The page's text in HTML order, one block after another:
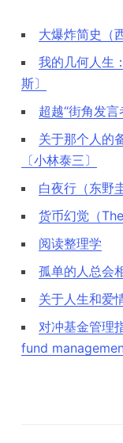
大爆炸简史（
我的几何人生
斯〕
超越“街角发
关于那个人的
〔小林泰三〕
白夜行（东野
货币幻觉（
阅读整理学
孤单的人总会
关于人生和爱
对冲基金管理
fund